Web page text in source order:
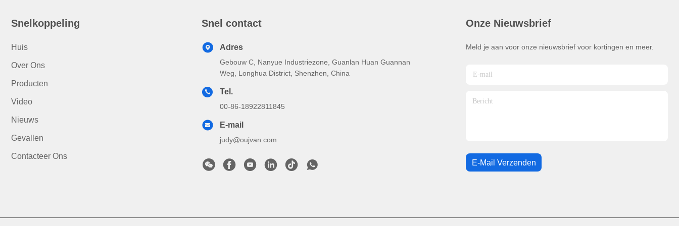
Snelkoppeling
Huis
Over Ons
Producten
Video
Nieuws
Gevallen
Contacteer Ons
Snel contact
Adres
Gebouw C, Nanyue Industriezone, Guanlan Huan Guannan
Weg, Longhua District, Shenzhen, China
Tel.
00-86-18922811845
E-mail
judy@oujvan.com
Onze Nieuwsbrief
Meld je aan voor onze nieuwsbrief voor kortingen en meer.
E-Mail Verzenden